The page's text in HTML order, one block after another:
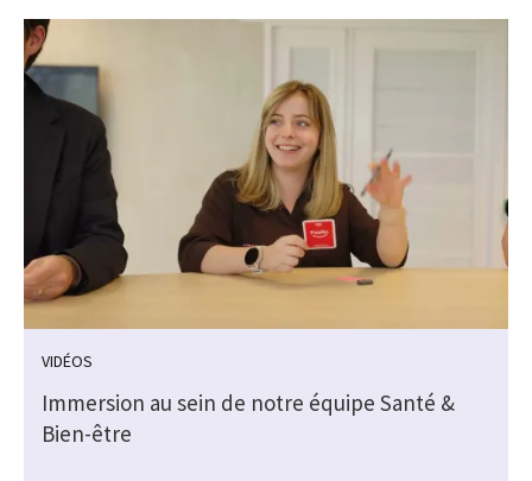
VIDÉOS
Immersion au sein de notre équipe Santé &
Bien-être